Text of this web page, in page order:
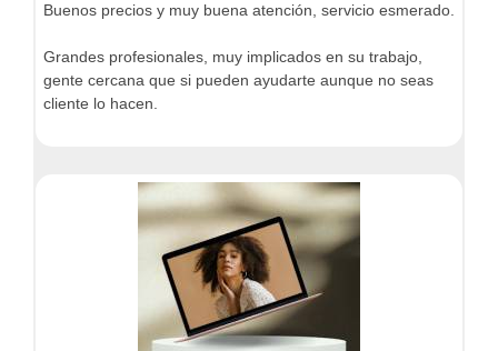
Buenos precios y muy buena atención, servicio esmerado.
Grandes profesionales, muy implicados en su trabajo,
gente cercana que si pueden ayudarte aunque no seas
cliente lo hacen.